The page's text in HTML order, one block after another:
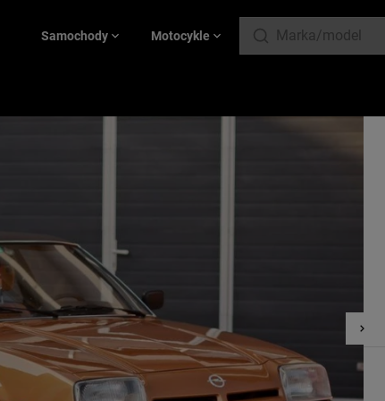
Samochody Motocykle